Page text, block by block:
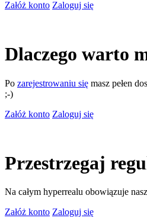
Załóż konto Zaloguj się
Dlaczego warto
Po zarejestrowaniu się masz pełen
;-)
Załóż konto Zaloguj się
Przestrzegaj
Na całym hyperrealu obowiązuje nasz
Załóż konto Zaloguj się